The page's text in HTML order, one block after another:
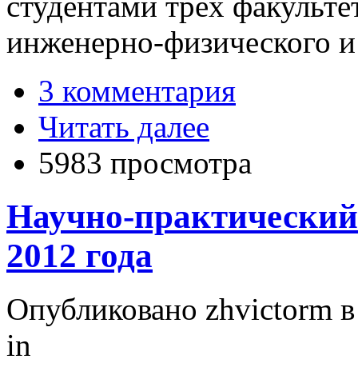
инженерно-физического
3 комментария
Читать далее
5983 просмотра
Научно-
2012 года
Опубликовано zhvictorm
in